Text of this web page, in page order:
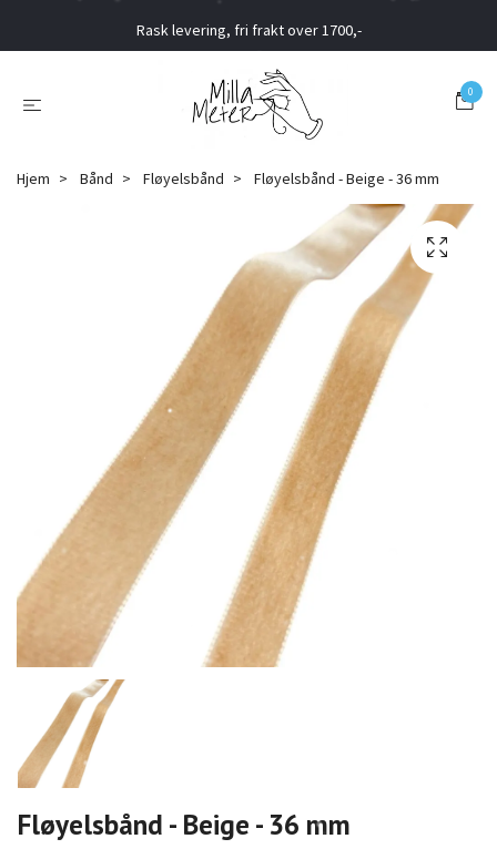
Rask levering, fri frakt over 1700,-
0
Hjem Bånd Fløyelsbånd Fløyelsbånd - Beige - 36 mm
Fløyelsbånd - Beige - 36 mm